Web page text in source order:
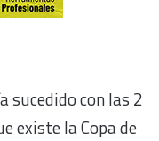
sucedido con las 2
existe la Copa de